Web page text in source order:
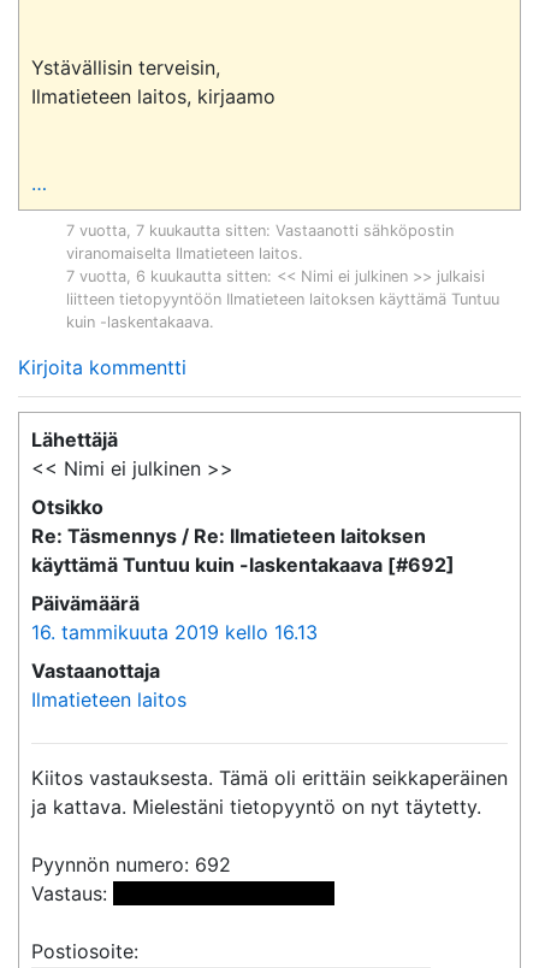
Ystävällisin terveisin,
Ilmatieteen laitos, kirjaamo
…
7 vuotta, 7 kuukautta sitten: Vastaanotti sähköpostin
viranomaiselta Ilmatieteen laitos.
7 vuotta, 6 kuukautta sitten: << Nimi ei julkinen >> julkaisi
liitteen tietopyyntöön Ilmatieteen laitoksen käyttämä Tuntuu
kuin -laskentakaava.
Kirjoita kommentti
Lähettäjä
<< Nimi ei julkinen >>
Otsikko
Re: Täsmennys / Re: Ilmatieteen laitoksen
käyttämä Tuntuu kuin -laskentakaava [#692]
Päivämäärä
16. tammikuuta 2019 kello 16.13
Vastaanottaja
Ilmatieteen laitos
Kiitos vastauksesta. Tämä oli erittäin seikkaperäinen
ja kattava. Mielestäni tietopyyntö on nyt täytetty.
Pyynnön numero: 692
Vastaus: